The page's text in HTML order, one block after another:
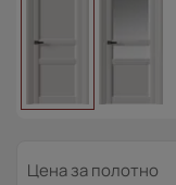
Цена за полотно